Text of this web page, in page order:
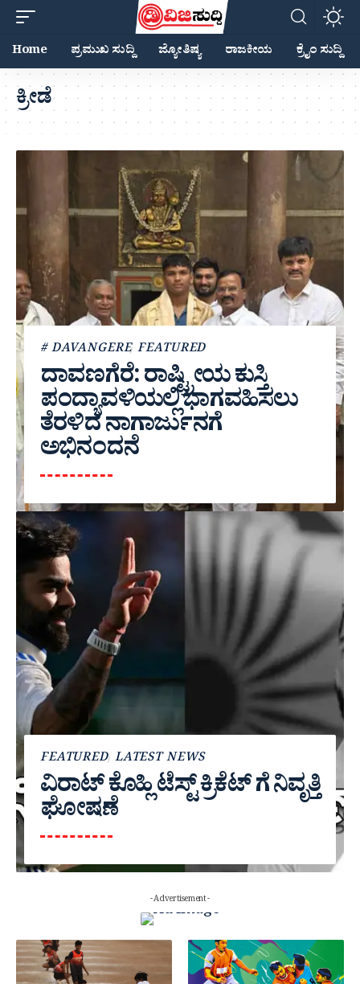
Home ಪ್ರಮುಖ ಸುದ್ದಿ ಜ್ಯೋತಿಷ್ಯ ರಾಜಕೀಯ ಕ್ರೈಂ ಸುದ್ದಿ
ಕ್ರೀಡೆ
# DAVANGERE FEATURED
ದಾವಣಗೆರೆ: ರಾಷ್ಟ್ರೀಯ ಕುಸ್ತಿ
ಪಂದ್ಯಾವಳಿಯಲ್ಲಿ ಭಾಗವಹಿಸಲು
ತೆರಳಿದ ನಾಗಾರ್ಜುನಗೆ
ಅಭಿನಂದನೆ
FEATURED LATEST NEWS
ವಿರಾಟ್ ಕೊಹ್ಲಿ ಟೆಸ್ಟ್ ಕ್ರಿಕೆಟ್ ಗೆ ನಿವೃತ್ತಿ
ಘೋಷಣೆ
- Advertisement -